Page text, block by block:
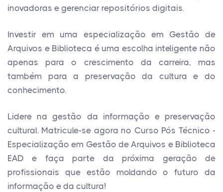
inovadoras e gerenciar repositórios digitais.
Investir em uma especialização em Gestão de
Arquivos e Biblioteca é uma escolha inteligente não
apenas para o crescimento da carreira, mas
também para a preservação da cultura e do
conhecimento.
Lidere na gestão da informação e preservação
cultural. Matricule-se agora no Curso Pós Técnico -
Especialização em Gestão de Arquivos e Biblioteca
EAD e faça parte da próxima geração de
profissionais que estão moldando o futuro da
informação e da cultura!